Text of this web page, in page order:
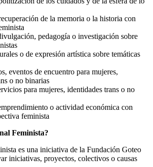
de la memoria o la historia con
pedagogía o investigación sobre
o de expresión artística sobre temáticas
eventos de encuentro para mujeres,
o no binarias
para mujeres, identidades trans o no
o actividad económica con
feminista
Feminista?
es una iniciativa de la Fundación Goteo
iniciativas, proyectos, colectivos o causas